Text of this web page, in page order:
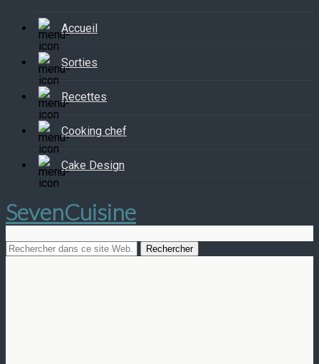
Accueil
Sorties
Recettes
Cooking chef
Cake Design
SevenCuisine